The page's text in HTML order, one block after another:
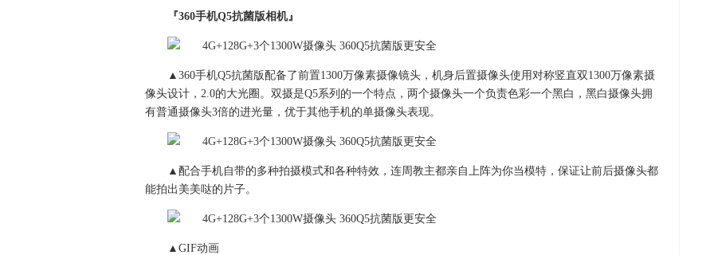
『360手机Q5抗菌版相机』
▲360手机Q5抗菌版配备了前置1300万像素摄像镜头，机身后置摄像头使用对称竖直双1300万像素摄
像头设计，2.0的大光圈。双摄是Q5系列的一个特点，两个摄像头一个负责色彩一个黑白，黑白摄像头拥
有普通摄像头3倍的进光量，优于其他手机的单摄像头表现。
▲配合手机自带的多种拍摄模式和各种特效，连周教主都亲自上阵为你当模特，保证让前后摄像头都
能拍出美美哒的片子。
▲GIF动画